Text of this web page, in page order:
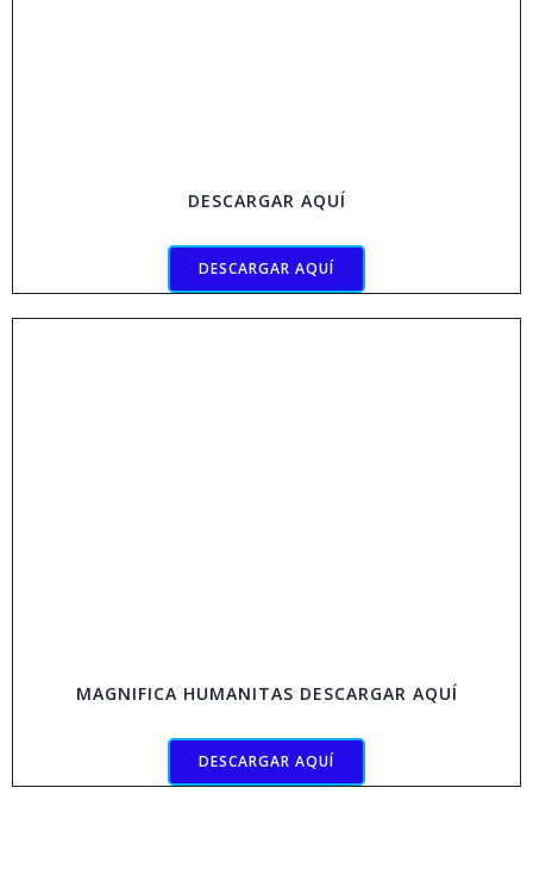
DESCARGAR AQUÍ
DESCARGAR AQUÍ
MAGNIFICA HUMANITAS DESCARGAR AQUÍ
DESCARGAR AQUÍ